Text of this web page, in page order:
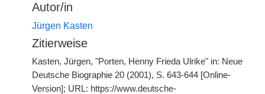
Autor/in
Jürgen Kasten
Zitierweise
Kasten, Jürgen, "Porten, Henny Frieda Ulrike" in: Neue
Deutsche Biographie 20 (2001), S. 643-644 [Online-
Version]; URL: https://www.deutsche-